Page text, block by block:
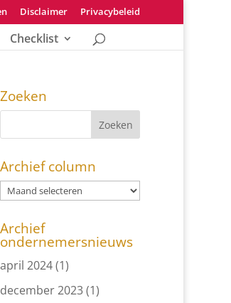
Disclaimer Privacybeleid
Checklist
Zoeken
Archief column
Archief
ondernemersnieuws
april 2024(1)
december 2023(1)